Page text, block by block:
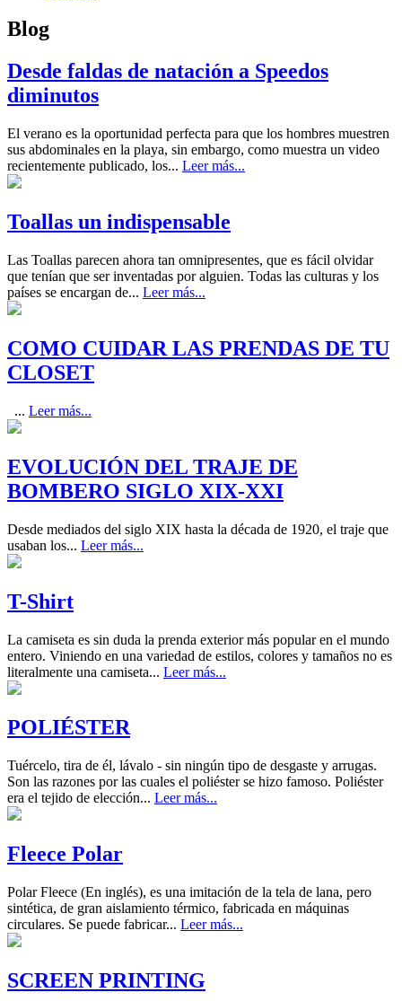
Blog
Desde faldas de natación a Speedos
diminutos
El verano es la oportunidad perfecta para que los hombres muestren
sus abdominales en la playa, sin embargo, como muestra un video
recientemente publicado, los... Leer más...
Toallas un indispensable
Las Toallas parecen ahora tan omnipresentes, que es fácil olvidar
que tenían que ser inventadas por alguien. Todas las culturas y los
países se encargan de... Leer más...
COMO CUIDAR LAS PRENDAS DE TU
CLOSET
... Leer más...
EVOLUCIÓN DEL TRAJE DE
BOMBERO SIGLO XIX-XXI
Desde mediados del siglo XIX hasta la década de 1920, el traje que
usaban los... Leer más...
T-Shirt
La camiseta es sin duda la prenda exterior más popular en el mundo
entero. Viniendo en una variedad de estilos, colores y tamaños no es
literalmente una camiseta... Leer más...
POLIÉSTER
Tuércelo, tira de él, lávalo - sin ningún tipo de desgaste y arrugas.
Son las razones por las cuales el poliéster se hizo famoso. Poliéster
era el tejido de elección... Leer más...
Fleece Polar
Polar Fleece (En inglés), es una imitación de la tela de lana, pero
sintética, de gran aislamiento térmico, fabricada en máquinas
circulares. Se puede fabricar... Leer más...
SCREEN PRINTING